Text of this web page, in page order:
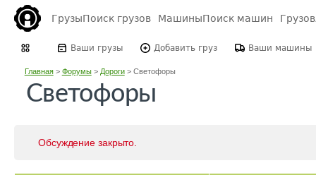
ГрузыПоиск грузов МашиныПоиск машин
Ваши грузы Добавить груз Ваши машины
Главная> Форумы> Дороги> Светофоры
Светофоры
Обсуждение закрыто.